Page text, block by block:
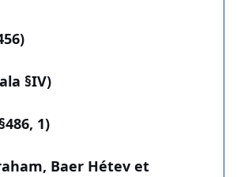
§IV)
1)
Baer Hétev et